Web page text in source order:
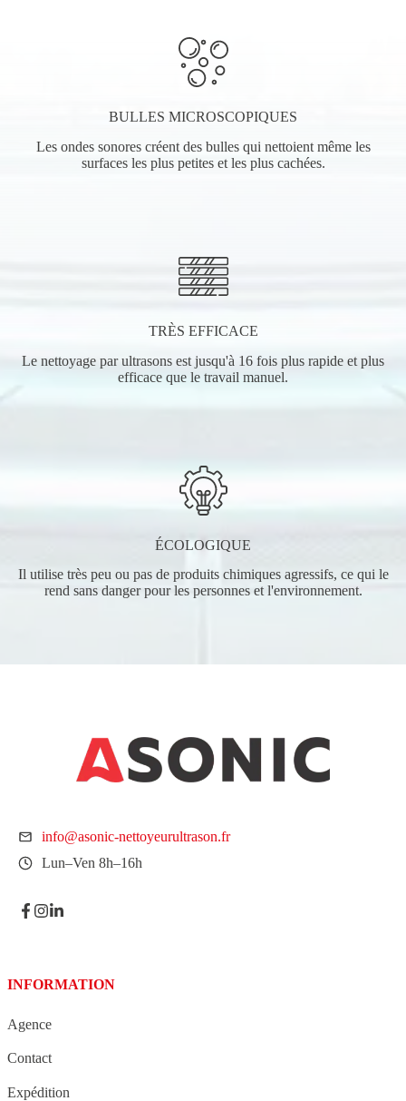
BULLES MICROSCOPIQUES
Les ondes sonores créent des bulles qui nettoient même les
surfaces les plus petites et les plus cachées.
TRÈS EFFICACE
Le nettoyage par ultrasons est jusqu'à 16 fois plus rapide et plus
efficace que le travail manuel.
ÉCOLOGIQUE
Il utilise très peu ou pas de produits chimiques agressifs, ce qui le
rend sans danger pour les personnes et l'environnement.
info@asonic-nettoyeurultrason.fr
Lun–Ven 8h–16h
INFORMATION
Agence
Contact
Expédition